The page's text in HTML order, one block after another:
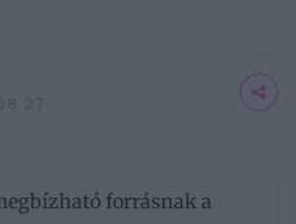
forrásnak a